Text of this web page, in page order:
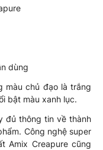
dùng
màu chủ đạo là trắng
bật màu xanh lục.
đủ thông tin về thành
Công nghệ super
Amix Creapure cũng